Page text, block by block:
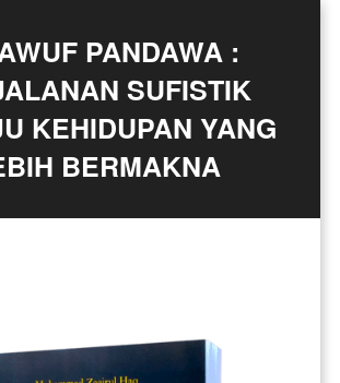
PANDAWA :
SUFISTIK
KEHIDUPAN YANG
BERMAKNA